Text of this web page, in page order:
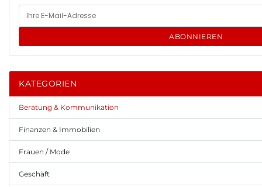
ABONNIEREN
KATEGORIEN
Beratung & Kommunikation
Finanzen & Immobilien
Frauen / Mode
Geschäft